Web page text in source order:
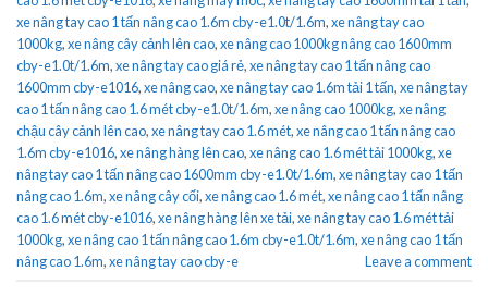
xe nâng tay cao 1 tấn nâng cao 1.6m cby-e1.0t/1.6m,xe nâng tay cao
1000kg,xe nâng cây cảnh lên cao,xe nâng cao 1000kg nâng cao 1600mm
cby-e1.0t/1.6m,xe nâng tay cao giá rẻ,xe nâng tay cao 1 tấn nâng cao
1600mm cby-e1016,xe nâng cao,xe nâng tay cao 1.6m tải 1 tấn,xe nâng tay
cao 1 tấn nâng cao 1.6 mét cby-e1.0t/1.6m,xe nâng cao 1000kg,xe nâng
chậu cây cảnh lên cao,xe nâng tay cao 1.6 mét,xe nâng cao 1 tấn nâng cao
1.6m cby-e1016,xe nâng hàng lên cao,xe nâng cao 1.6 mét tải 1000kg,xe
nâng tay cao 1 tấn nâng cao 1600mm cby-e1.0t/1.6m,xe nâng tay cao 1 tấn
nâng cao 1.6m,xe nâng cây cối,xe nâng cao 1.6 mét,xe nâng cao 1 tấn nâng
cao 1.6 mét cby-e1016,xe nâng hàng lên xe tải,xe nâng tay cao 1.6 mét tải
1000kg,xe nâng cao 1 tấn nâng cao 1.6m cby-e1.0t/1.6m,xe nâng cao 1 tấn
nâng cao 1.6m,xe nâng tay cao cby-e Leave a comment